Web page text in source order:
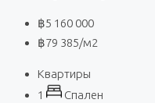
฿5 160 000
฿79 385/м2
Квартиры
1
Спален